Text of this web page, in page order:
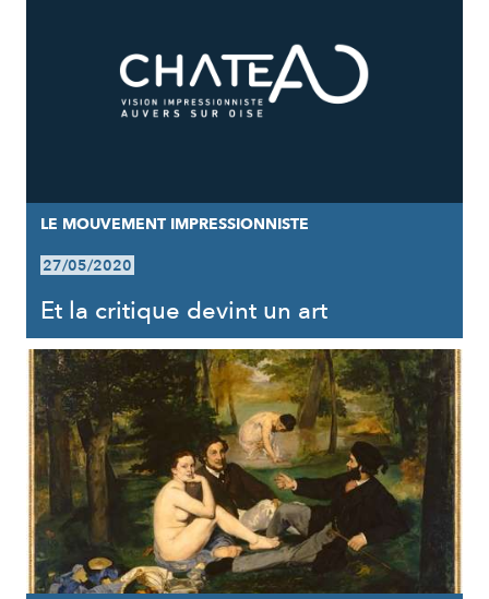
LE MOUVEMENT IMPRESSIONNISTE
27/05/2020
Et la critique devint un art